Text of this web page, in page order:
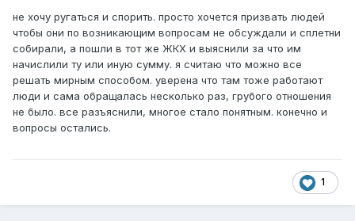
не хочу ругаться и спорить. просто хочется призвать людей
чтобы они по возникающим вопросам не обсуждали и сплетни
собирали, а пошли в тот же ЖКХ и выяснили за что им
начислили ту или иную сумму. я считаю что можно все
решать мирным способом. уверена что там тоже работают
люди и сама обращалась несколько раз, грубого отношения
не было. все разъяснили, многое стало понятным. конечно и
вопросы остались.
1